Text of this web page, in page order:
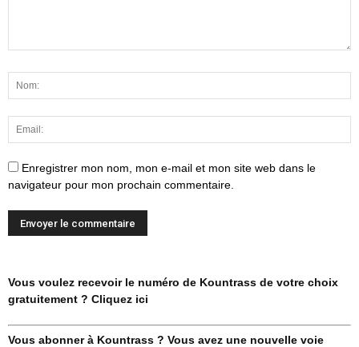
Enregistrer mon nom, mon e-mail et mon site web dans le
navigateur pour mon prochain commentaire.
Vous voulez recevoir le numéro de Kountrass de votre choix
gratuitement ? Cliquez ici
Vous abonner à Kountrass ? Vous avez une nouvelle voie